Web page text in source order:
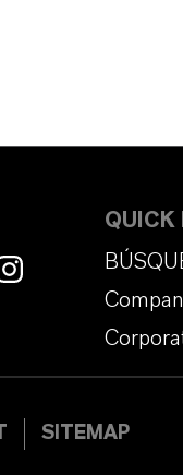
QUICK
SITEMAP